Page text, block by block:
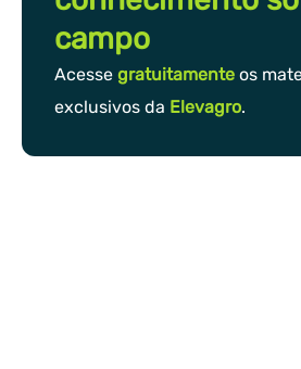
campo
Acesse gratuitamente os
exclusivos da Elevagro.